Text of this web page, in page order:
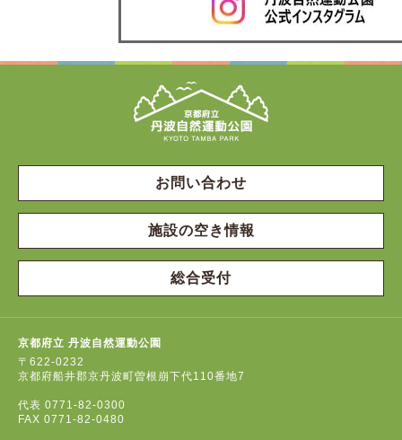
お問い合わせ
施設の空き情報
総合受付
京都府立 丹波自然運動公園
〒622-0232
京都府船井郡京丹波町曽根崩下代110番地7
代表 0771-82-0300
FAX 0771-82-0480